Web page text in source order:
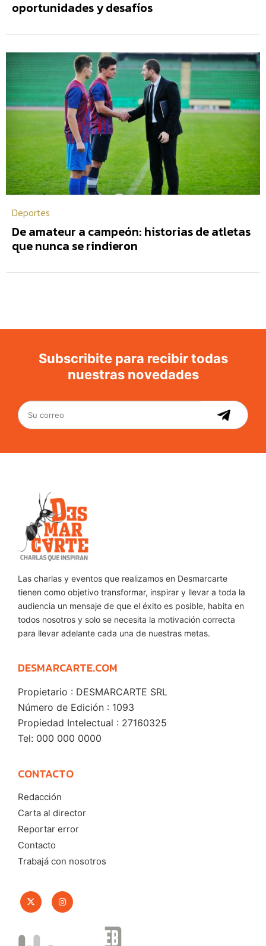
oportunidades y desafíos
Deportes
De amateur a campeón: historias de atletas
que nunca se rindieron
Subscribite para recibir todas
nuestras novedades
Las charlas y eventos que realizamos en Desmarcarte
tienen como objetivo transformar, inspirar y llevar a toda la
audiencia un mensaje de que el éxito es posible, habita en
todos nosotros y solo se necesita la motivación correcta
para llevar adelante cada una de nuestras metas.
DESMARCARTE.COM
Propietario : DESMARCARTE SRL
Número de Edición : 1093
Propiedad Intelectual : 27160325
Tel: 000 000 0000
CONTACTO
Redacción
Carta al director
Reportar error
Contacto
Trabajá con nosotros